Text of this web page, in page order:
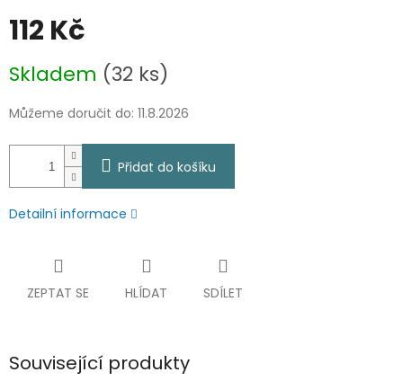
112 Kč
cena:
Skladem (32 ks)
Můžeme doručit do: 11.8.2026
Přidat do košíku
Detailní informace
ZEPTAT SE HLÍDAT SDÍLET
Související produkty